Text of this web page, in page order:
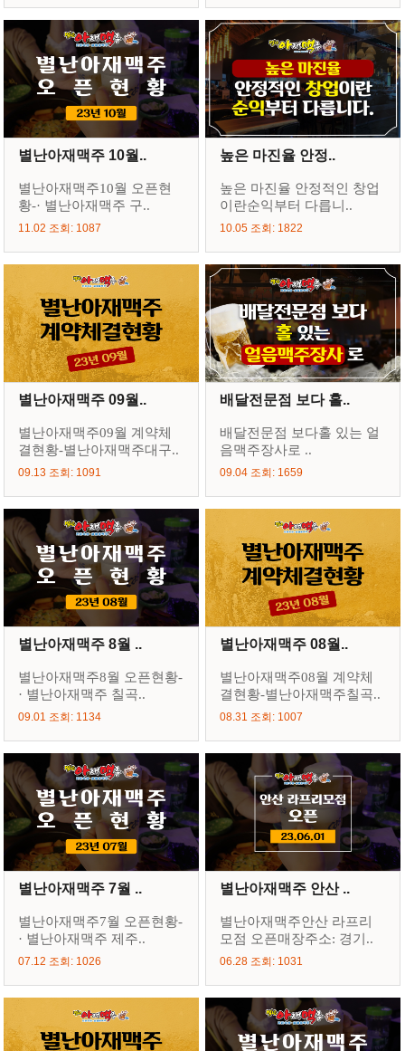
별난아재맥주 10월..
별난아재맥주10월 오픈현
황-· 별난아재맥주 구..
11.02 조회: 1087
높은 마진율 안정..
높은 마진율 안정적인 창업
이란순익부터 다릅니..
10.05 조회: 1822
별난아재맥주 09월..
별난아재맥주09월 계약체
결현황-별난아재맥주대구..
09.13 조회: 1091
배달전문점 보다 홀..
배달전문점 보다홀 있는 얼
음맥주장사로 ..
09.04 조회: 1659
별난아재맥주 8월 ..
별난아재맥주8월 오픈현황-
· 별난아재맥주 칠곡..
09.01 조회: 1134
별난아재맥주 08월..
별난아재맥주08월 계약체
결현황-별난아재맥주칠곡..
08.31 조회: 1007
별난아재맥주 7월 ..
별난아재맥주7월 오픈현황-
· 별난아재맥주 제주..
07.12 조회: 1026
별난아재맥주 안산 ..
별난아재맥주안산 라프리
모점 오픈매장주소: 경기..
06.28 조회: 1031